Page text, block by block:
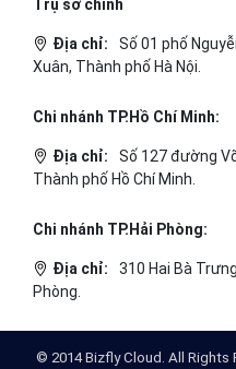
Trụ sở chính
Xuân, Thành phố Hà Nội.
Chi nhánh TP.Hồ Chí Minh:
Thành phố Hồ Chí Minh.
Chi nhánh TP.Hải Phòng: